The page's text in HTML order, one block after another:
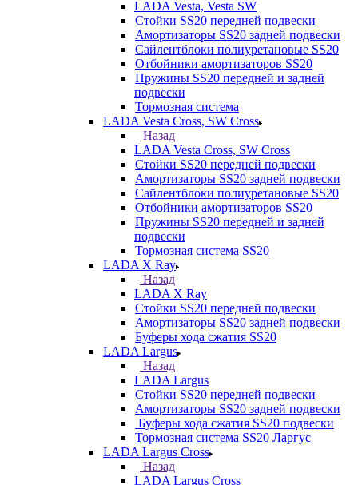
LADA Vesta, Vesta SW
Стойки SS20 передней подвески
Амортизаторы SS20 задней подвески
Сайлентблоки полиуретановые SS20
Отбойники амортизаторов SS20
Пружины SS20 передней и задней
подвески
Тормозная система
LADA Vesta Cross, SW Cross
Назад
LADA Vesta Cross, SW Cross
Стойки SS20 передней подвески
Амортизаторы SS20 задней подвески
Сайлентблоки полиуретановые SS20
Отбойники амортизаторов SS20
Пружины SS20 передней и задней
подвески
Тормозная система SS20
LADA X Ray
Назад
LADA X Ray
Стойки SS20 передней подвески
Амортизаторы SS20 задней подвески
Буферы хода сжатия SS20
LADA Largus
Назад
LADA Largus
Стойки SS20 передней подвески
Амортизаторы SS20 задней подвески
Буферы хода сжатия SS20 подвески
Тормозная система SS20 Ларгус
LADA Largus Cross
Назад
LADA Largus Cross